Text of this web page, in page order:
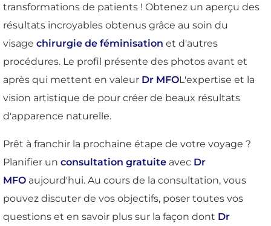
transformations de patients ! Obtenez un aperçu des
résultats incroyables obtenus grâce au soin du
visage chirurgie de féminisation et d'autres
procédures. Le profil présente des photos avant et
après qui mettent en valeur Dr MFOL'expertise et la
vision artistique de pour créer de beaux résultats
d'apparence naturelle.
Prêt à franchir la prochaine étape de votre voyage ?
Planifier un consultation gratuite avec Dr
MFO aujourd'hui. Au cours de la consultation, vous
pouvez discuter de vos objectifs, poser toutes vos
questions et en savoir plus sur la façon dont Dr